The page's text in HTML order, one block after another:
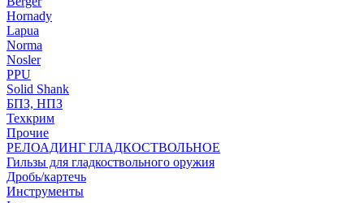
Hornady
Lapua
Norma
Nosler
PPU
Solid Shank
БПЗ, НПЗ
Техкрим
Прочие
РЕЛОАДИНГ ГЛАДКОСТВОЛЬНОЕ
Гильзы для гладкоствольного оружия
Дробь/картечь
Инструменты